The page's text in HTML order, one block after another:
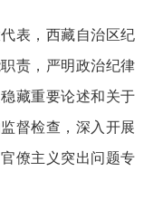
表，西藏自治区纪
责，严明政治纪律
藏重要论述和关于
督检查，深入开展
僚主义突出问题专